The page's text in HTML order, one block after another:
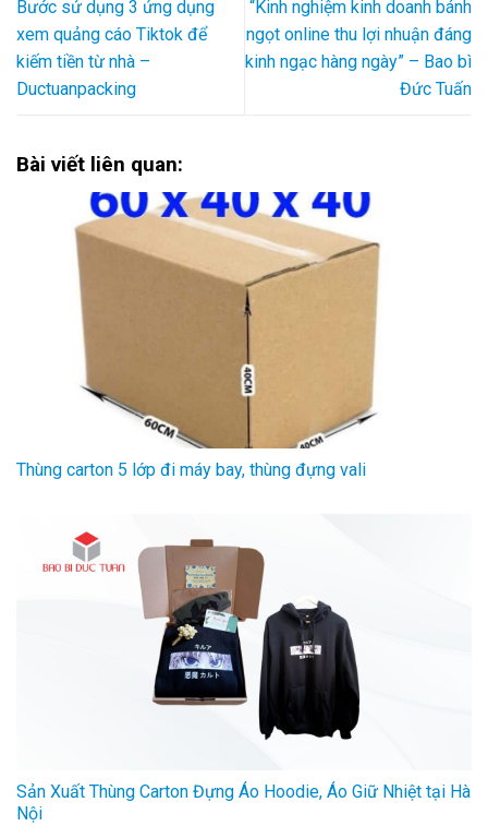
Bước sử dụng 3 ứng dụng
xem quảng cáo Tiktok để
kiếm tiền từ nhà –
Ductuanpacking
“Kinh nghiệm kinh doanh bánh
ngọt online thu lợi nhuận đáng
kinh ngạc hàng ngày” – Bao bì
Đức Tuấn
Bài viết liên quan:
Thùng carton 5 lớp đi máy bay, thùng đựng vali
Sản Xuất Thùng Carton Đựng Áo Hoodie, Áo Giữ Nhiệt tại Hà
Nội